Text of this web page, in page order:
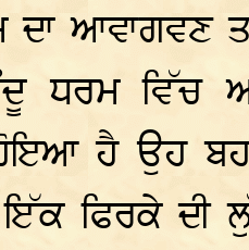
ਦਾ ਆਵਾਗਵਣ
ਧਰਮ ਵਿੱਚ
ਹੈ ਉਹ ਬਹਤ
ਫਿਰਕੇ ਦੀ